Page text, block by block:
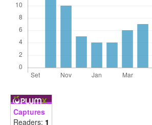
Captures
Readers: 1